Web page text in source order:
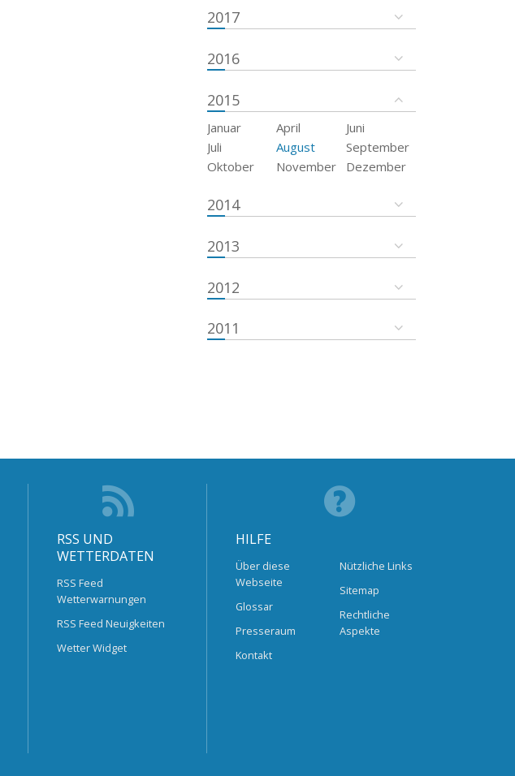
2017
2016
2015
Januar April
Juni
Juli
August
September
Oktober
November Dezember
2014
2013
2012
2011
RSS UND
WETTERDATEN
RSS Feed
Wetterwarnungen
RSS Feed Neuigkeiten
Wetter Widget
HILFE
Über diese
Webseite
Glossar
Presseraum
Kontakt
Nützliche Links
Sitemap
Rechtliche
Aspekte